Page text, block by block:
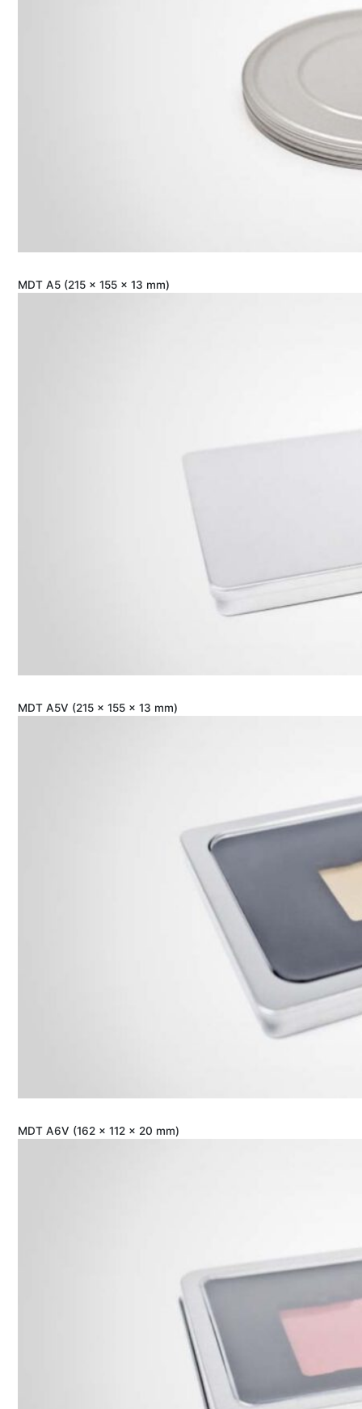
MDT A5 (215 x 155 x 13 mm)
MDT A5V (215 x 155 x 13 mm)
MDT A6V (162 x 112 x 20 mm)